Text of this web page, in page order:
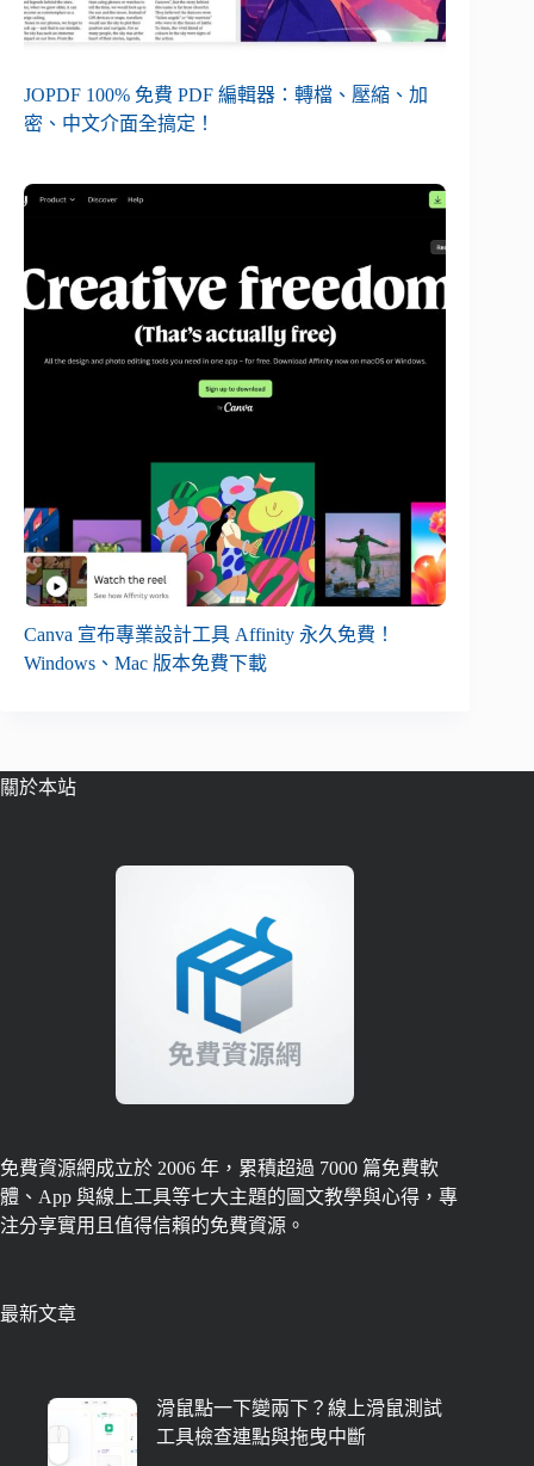
JOPDF 100% 免費 PDF 編輯器：轉檔、壓縮、加
密、中文介面全搞定！
Canva 宣布專業設計工具 Affinity 永久免費！
Windows、Mac 版本免費下載
關於本站
免費資源網成立於 2006 年，累積超過 7000 篇免費軟
體、App 與線上工具等七大主題的圖文教學與心得，專
注分享實用且值得信賴的免費資源。
最新文章
滑鼠點一下變兩下？線上滑鼠測試
工具檢查連點與拖曳中斷